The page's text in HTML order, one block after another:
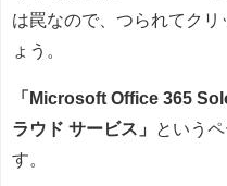
は罠なので、つられてク
ょう。
「Microsoft Office 365
ラウド サービス」
という
す。